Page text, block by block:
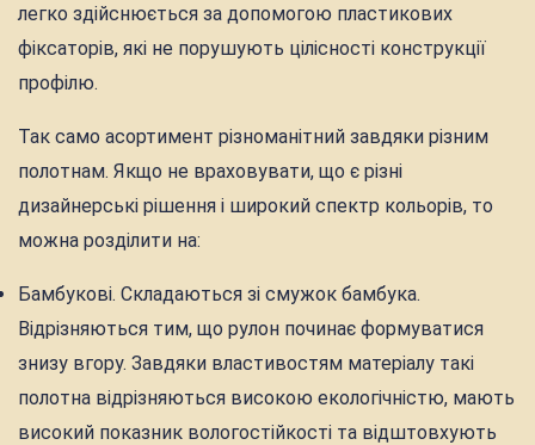
легко здійснюється за допомогою пластикових
фіксаторів, які не порушують цілісності конструкції
профілю.
Так само асортимент різноманітний завдяки різним
полотнам. Якщо не враховувати, що є різні
дизайнерські рішення і широкий спектр кольорів, то
можна розділити на:
Бамбукові. Складаються зі смужок бамбука.
Відрізняються тим, що рулон починає формуватися
знизу вгору. Завдяки властивостям матеріалу такі
полотна відрізняються високою екологічністю, мають
високий показник вологостійкості та відштовхують